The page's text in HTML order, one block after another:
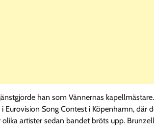
han som Vännernas kapellmästare.
Eurovision Song Contest i Köpenhamn, där
artister sedan bandet bröts upp. Brunzell